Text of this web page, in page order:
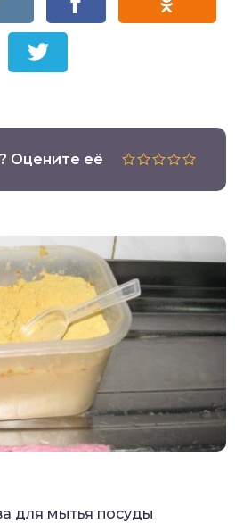
Оцените её
для мытья посуды